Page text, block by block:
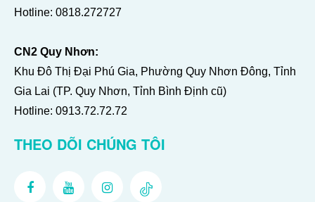
Hotline: 0818.272727
CN2 Quy Nhơn:
Khu Đô Thị Đại Phú Gia, Phường Quy Nhơn Đông, Tỉnh
Gia Lai (TP. Quy Nhơn, Tỉnh Bình Định cũ)
Hotline: 0913.72.72.72
THEO DÕI CHÚNG TÔI